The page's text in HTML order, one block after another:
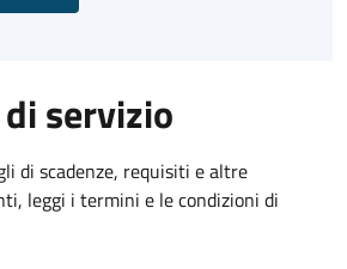
servizio
di scadenze, requisiti e altre
leggi i termini e le condizioni di